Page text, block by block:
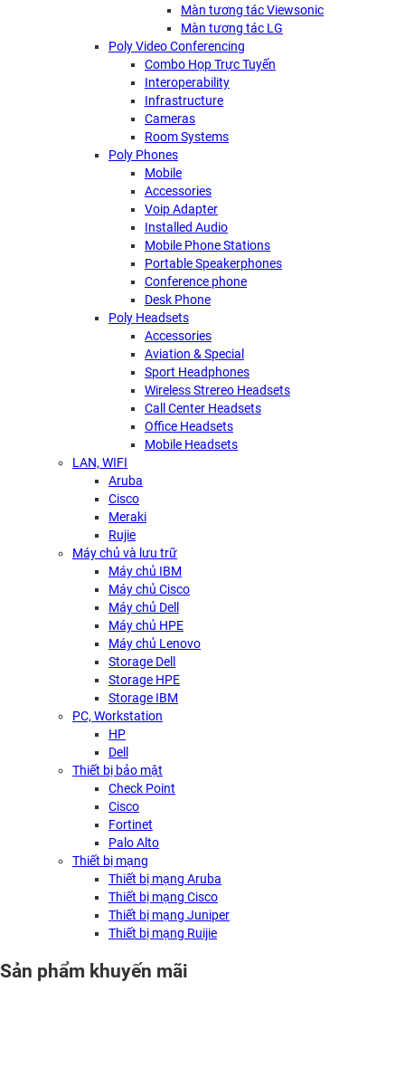
Màn tương tác Viewsonic
Màn tương tác LG
Poly Video Conferencing
Combo Họp Trực Tuyến
Interoperability
Infrastructure
Cameras
Room Systems
Poly Phones
Mobile
Accessories
Voip Adapter
Installed Audio
Mobile Phone Stations
Portable Speakerphones
Conference phone
Desk Phone
Poly Headsets
Accessories
Aviation & Special
Sport Headphones
Wireless Strereo Headsets
Call Center Headsets
Office Headsets
Mobile Headsets
LAN, WIFI
Aruba
Cisco
Meraki
Rujie
Máy chủ và lưu trữ
Máy chủ IBM
Máy chủ Cisco
Máy chủ Dell
Máy chủ HPE
Máy chủ Lenovo
Storage Dell
Storage HPE
Storage IBM
PC, Workstation
HP
Dell
Thiết bị bảo mật
Check Point
Cisco
Fortinet
Palo Alto
Thiết bị mạng
Thiết bị mạng Aruba
Thiết bị mạng Cisco
Thiết bị mạng Juniper
Thiết bị mạng Ruijie
Sản phẩm khuyến mãi